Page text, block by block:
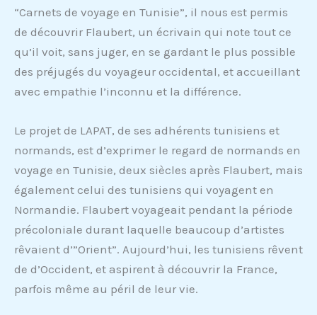
“Carnets de voyage en Tunisie”, il nous est permis
de découvrir Flaubert, un écrivain qui note tout ce
qu’il voit, sans juger, en se gardant le plus possible
des préjugés du voyageur occidental, et accueillant
avec empathie l’inconnu et la différence.
Le projet de LAPAT, de ses adhérents tunisiens et
normands, est d’exprimer le regard de normands en
voyage en Tunisie, deux siècles après Flaubert, mais
également celui des tunisiens qui voyagent en
Normandie. Flaubert voyageait pendant la période
précoloniale durant laquelle beaucoup d’artistes
rêvaient d’”Orient”. Aujourd’hui, les tunisiens rêvent
de d’Occident, et aspirent à découvrir la France,
parfois même au péril de leur vie.